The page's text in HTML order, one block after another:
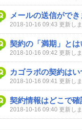
メールの送信がで
2018-10-16 09:43 更新し
契約の「満期」とは
2018-10-16 09:42 更新し
カゴラボの契約は
2018-10-16 09:41 更新し
契約情報はどこで確
2018-10-16 09:40 更新し